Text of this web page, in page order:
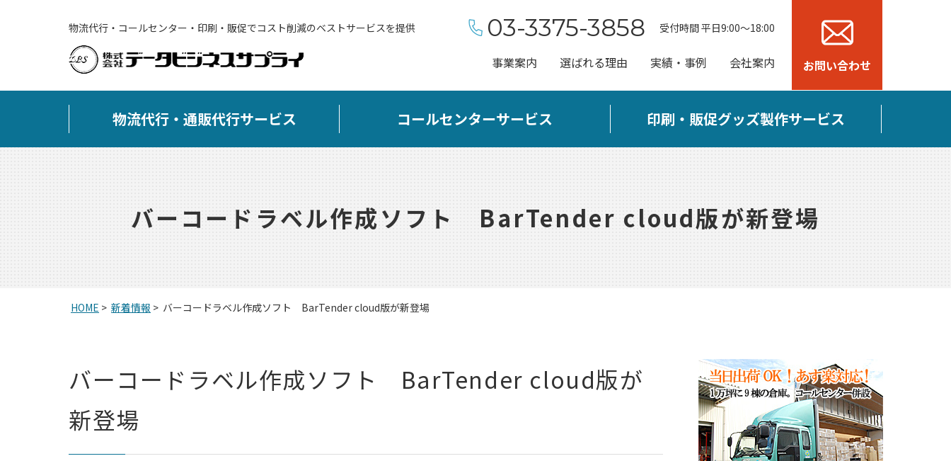
物流代行・コールセンター・印刷・販促でコスト削減のベストサービスを提供 03-3375-3858 受付時間 平日9:00～18:00
物流代行・通販代行サービス コールセンターサービス 印刷・販促グッズ製作サービス
事業案内 選ばれる理由 実績・事例 会社案内 お問い合わせ
バーコードラベル作成ソフト BarTender cloud版が新登場
HOME > 新着情報 > バーコードラベル作成ソフト BarTender cloud版が新登場
バーコードラベル作成ソフト BarTender cloud版が
新登場